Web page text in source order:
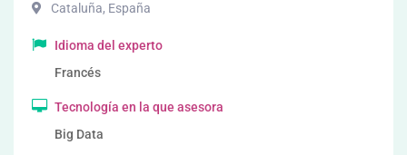
Cataluña, España
Idioma del experto
Francés
Tecnología en la que asesora
Big Data